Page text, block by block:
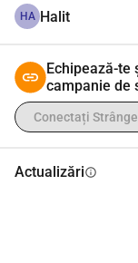
HA Halit
Echipează-te
campanie de
Conectați
Actualizăriinfo